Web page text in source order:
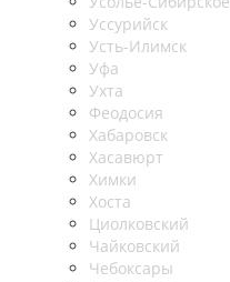
Уссурийск
Усть-Илимск
Уфа
Ухта
Феодосия
Хабаровск
Хасавюрт
Химки
Хоста
Циолковский
Чайковский
Чебоксары